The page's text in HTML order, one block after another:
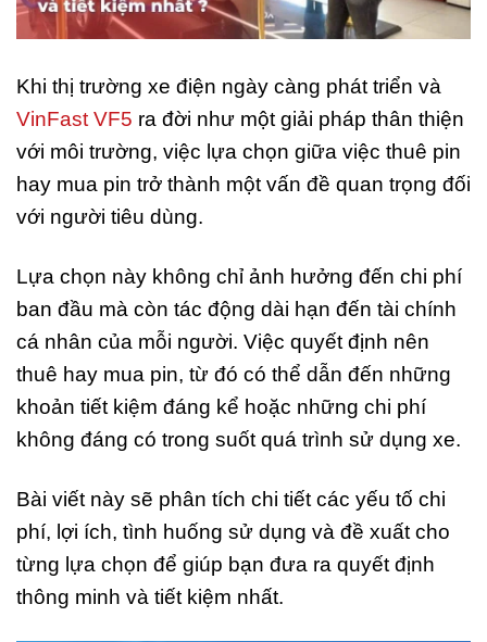
Khi thị trường xe điện ngày càng phát triển và
VinFast VF5 ra đời như một giải pháp thân thiện
với môi trường, việc lựa chọn giữa việc thuê pin
hay mua pin trở thành một vấn đề quan trọng đối
với người tiêu dùng.
Lựa chọn này không chỉ ảnh hưởng đến chi phí
ban đầu mà còn tác động dài hạn đến tài chính
cá nhân của mỗi người. Việc quyết định nên
thuê hay mua pin, từ đó có thể dẫn đến những
khoản tiết kiệm đáng kể hoặc những chi phí
không đáng có trong suốt quá trình sử dụng xe.
Bài viết này sẽ phân tích chi tiết các yếu tố chi
phí, lợi ích, tình huống sử dụng và đề xuất cho
từng lựa chọn để giúp bạn đưa ra quyết định
thông minh và tiết kiệm nhất.